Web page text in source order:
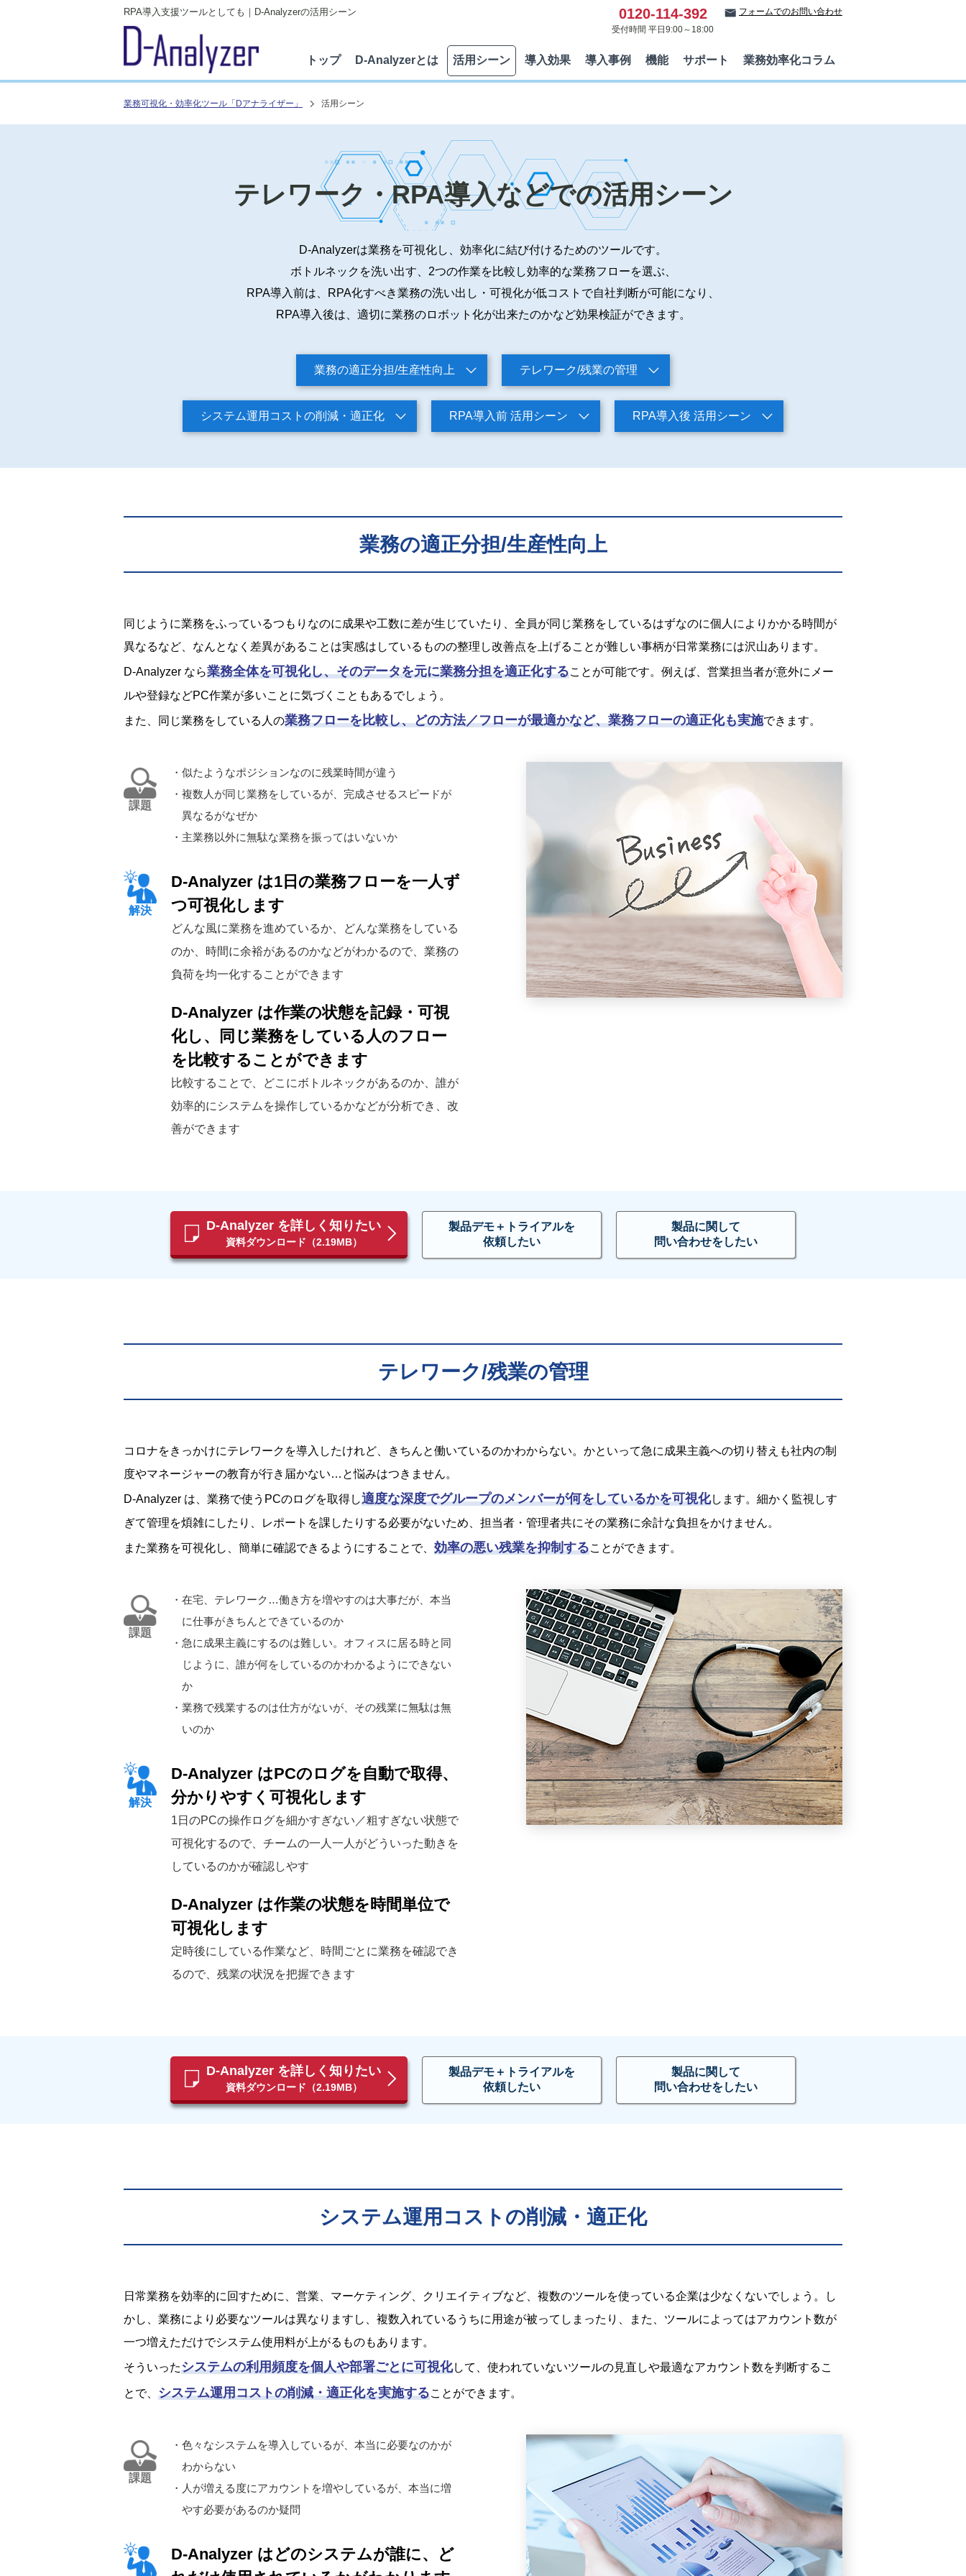
RPA導入支援ツールとしても​｜D-Analyzerの活用シーン 0120-114-392
受付時間 平日9:00～18:00
フォームでのお問い合わせ
トップ D-Analyzerとは 活用シーン 導入効果 導入事例 機能 サポート 業務効率化コラム
業務可視化・効率化ツール「Dアナライザー」 活用シーン
テレワーク・RPA導入などでの活用シーン
D-Analyzerは業務を可視化し、効率化に結び付けるためのツールです。
ボトルネックを洗い出す、2つの作業を比較し効率的な業務フローを選ぶ、
RPA導入前は、RPA化すべき業務の洗い出し・可視化が低コストで自社判断が可能になり、
RPA導入後は、適切に業務のロボット化が出来たのかなど効果検証ができます。
業務の適正分担/生産性向上 テレワーク/残業の管理
システム運用コストの削減・適正化 RPA導入前 活用シーン RPA導入後 活用シーン
業務の適正分担/生産性向上
同じように業務をふっているつもりなのに成果や工数に差が生じていたり、全員が同じ業務をしているはずなのに個人によりかかる時間が
異なるなど、なんとなく差異があることは実感はしているものの整理し改善点を上げることが難しい事柄が日常業務には沢山あります。
D-Analyzer なら業務全体を可視化し、そのデータを元に業務分担を適正化することが可能です。例えば、営業担当者が意外にメー
ルや登録などPC作業が多いことに気づくこともあるでしょう。
また、同じ業務をしている人の業務フローを比較し、どの方法／フローが最適かなど、業務フローの適正化も実施できます。
課題
・似たようなポジションなのに残業時間が違う
・複数人が同じ業務をしているが、完成させるスピードが
異なるがなぜか
・主業務以外に無駄な業務を振ってはいないか
解決
D-Analyzer は1日の業務フローを一人ず
つ可視化します
どんな風に業務を進めているか、どんな業務をしている
のか、時間に余裕があるのかなどがわかるので、業務の
負荷を均一化することができます
D-Analyzer は作業の状態を記録・可視
化し、同じ業務をしている人のフロー
を比較することができます
比較することで、どこにボトルネックがあるのか、誰が
効率的にシステムを操作しているかなどが分析でき、改
善ができます
D-Analyzer を詳しく知りたい
資料ダウンロード（2.19MB）
製品デモ＋トライアルを
依頼したい
製品に関して
問い合わせをしたい
テレワーク/残業の管理
コロナをきっかけにテレワークを導入したけれど、きちんと働いているのかわからない。かといって急に成果主義への切り替えも社内の制
度やマネージャーの教育が行き届かない…と悩みはつきません。
D-Analyzer は、業務で使うPCのログを取得し適度な深度でグループのメンバーが何をしているかを可視化します。細かく監視しす
ぎて管理を煩雑にしたり、レポートを課したりする必要がないため、担当者・管理者共にその業務に余計な負担をかけません。
また業務を可視化し、簡単に確認できるようにすることで、 効率の悪い残業を抑制することができます。
課題
・在宅、テレワーク…働き方を増やすのは大事だが、本当
に仕事がきちんとできているのか
・急に成果主義にするのは難しい。オフィスに居る時と同
じように、誰が何をしているのかわかるようにできない
か
・業務で残業するのは仕方がないが、その残業に無駄は無
いのか
解決
D-Analyzer はPCのログを自動で取得、
分かりやすく可視化します
1日のPCの操作ログを細かすぎない／粗すぎない状態で
可視化するので、チームの一人一人がどういった動きを
しているのかが確認しやす
D-Analyzer は作業の状態を時間単位で
可視化します
定時後にしている作業など、時間ごとに業務を確認でき
るので、残業の状況を把握できます
D-Analyzer を詳しく知りたい
資料ダウンロード（2.19MB）
製品デモ＋トライアルを
依頼したい
製品に関して
問い合わせをしたい
システム運用コストの削減・適正化
日常業務を効率的に回すために、営業、マーケティング、クリエイティブなど、複数のツールを使っている企業は少なくないでしょう。し
かし、業務により必要なツールは異なりますし、複数入れているうちに用途が被ってしまったり、また、ツールによってはアカウント数が
一つ増えただけでシステム使用料が上がるものもあります。
そういったシステムの利用頻度を個人や部署ごとに可視化して、使われていないツールの見直しや最適なアカウント数を判断するこ
とで、 システム運用コストの削減・適正化を実施することができます。
課題
・色々なシステムを導入しているが、本当に必要なのかが
わからない
・人が増える度にアカウントを増やしているが、本当に増
やす必要があるのか疑問
D-Analyzer はどのシステムが誰に、ど